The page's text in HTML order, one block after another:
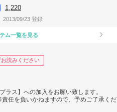
1,220
2013/09/23 登録
ム一覧を見る
読みください
ス】への加入をお願い致します。
任を負いかねますので、予めご了承くだ